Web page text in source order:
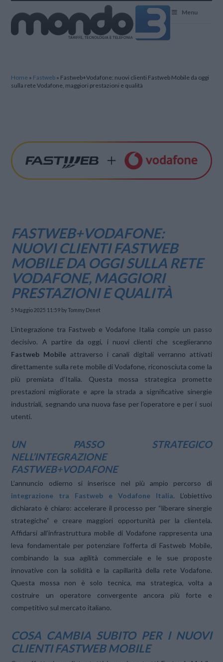
Menu
Home » Fastweb » Fastweb+Vodafone: nuovi clienti Fastweb Mobile da oggi
sulla rete Vodafone, maggiori prestazioni e qualità
FASTWEB+VODAFONE:
NUOVI CLIENTI FASTWEB
MOBILE DA OGGI SULLA RETE
VODAFONE, MAGGIORI
PRESTAZIONI E QUALITÀ
5 Maggio 2025 11:59 by Tommy Denet
L’integrazione tra Fastweb e Vodafone Italia compie un passo
decisivo. A partire da oggi, i nuovi clienti che sceglieranno
Fastweb Mobile attraverso i canali digitali verranno attivati
direttamente sulla rete mobile di Vodafone, riconosciuta come la
più premiata d’Italia. Questa mossa strategica promette
prestazioni migliorate e apre la strada a significative sinergie
industriali, segnando una nuova fase per l’operatore e per i suoi
utenti.
UN PASSO STRATEGICO
NELL’INTEGRAZIONE
FASTWEB+VODAFONE
L’annuncio odierno si inserisce nel più ampio percorso di
integrazione tra Fastweb e Vodafone Italia. L’obiettivo
dichiarato è chiaro: accelerare il processo per “liberare sinergie
strategiche” e creare maggiori opportunità per la clientela.
Affidarsi all’infrastruttura mobile di Vodafone rappresenta una
leva fondamentale per potenziare l’offerta di Fastweb Mobile,
combinando la sua agilità commerciale e le sue proposte
innovative con la solidità e la capillarità della rete Vodafone.
Questa mossa non è solo tecnica, ma strategica, volta a
costruire un operatore convergente ancora più forte e
competitivo sul mercato italiano.
COSA CAMBIA SUBITO PER I NUOVI
CLIENTI FASTWEB MOBILE